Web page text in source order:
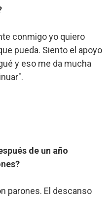
conmigo yo quiero
pueda. Siento el apoyo
y eso me da mucha
de un año
parones. El descanso